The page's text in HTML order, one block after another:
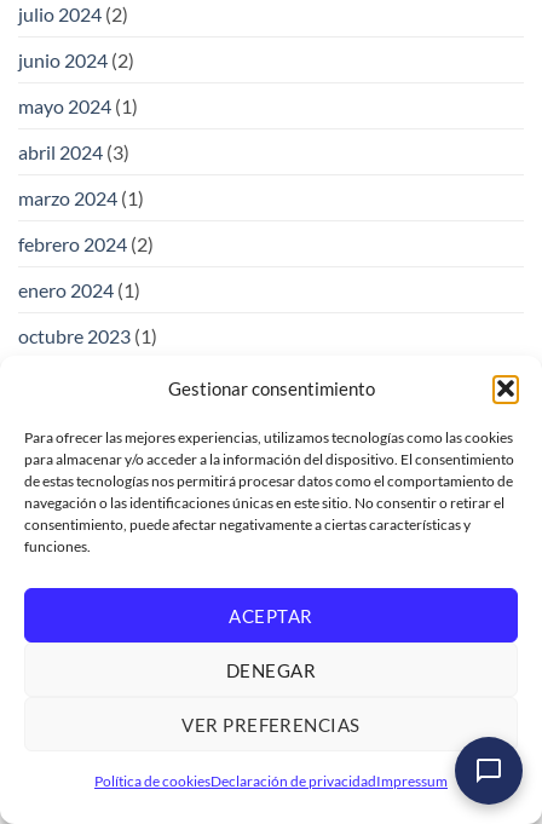
Gestionar consentimiento
Para ofrecer las mejores experiencias, utilizamos tecnologías como las cookies
para almacenar y/o acceder a la información del dispositivo. El consentimiento
de estas tecnologías nos permitirá procesar datos como el comportamiento de
navegación o las identificaciones únicas en este sitio. No consentir o retirar el
consentimiento, puede afectar negativamente a ciertas características y
funciones.
ACEPTAR
DENEGAR
VER PREFERENCIAS
Política de cookiesDeclaración de privacidadImpressum
julio 2024 (2)
junio 2024 (2)
mayo 2024 (1)
abril 2024 (3)
marzo 2024 (1)
febrero 2024 (2)
enero 2024 (1)
octubre 2023 (1)
(1)
agosto 2023
(1)
julio 2023
(1)
junio 2023(3)
diciembre 2022(2)